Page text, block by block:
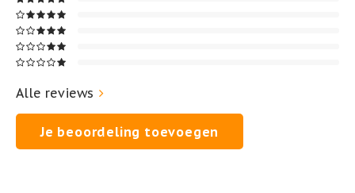
Alle reviews
Je beoordeling toevoegen